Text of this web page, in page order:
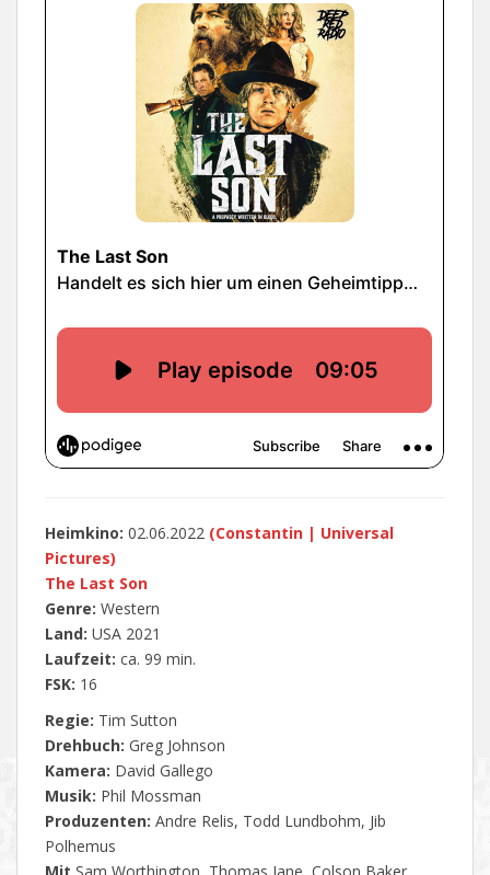
Heimkino: 02.06.2022 (Constantin | Universal
Pictures)
The Last Son
Genre: Western
Land: USA 2021
Laufzeit: ca. 99 min.
FSK: 16
Regie: Tim Sutton
Drehbuch: Greg Johnson
Kamera: David Gallego
Musik: Phil Mossman
Produzenten: Andre Relis, Todd Lundbohm, Jib
Polhemus